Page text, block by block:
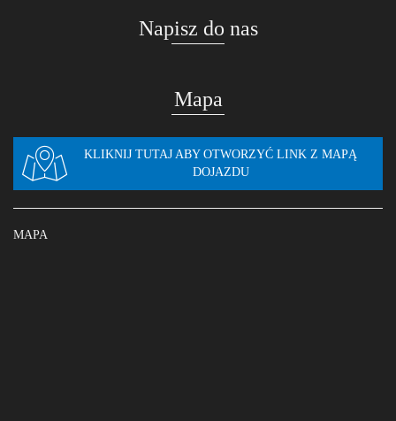
Napisz do nas
Mapa
KLIKNIJ TUTAJ ABY OTWORZYĆ LINK Z MAPĄ
DOJAZDU
MAPA